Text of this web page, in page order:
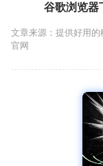
谷歌浏览器
文章来源： 提供好用的
官网